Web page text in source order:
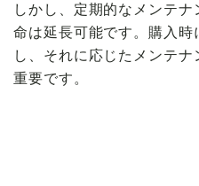
しかし、定期的なメンテ
命は延長可能です。購入時
し、それに応じたメンテ
重要です。